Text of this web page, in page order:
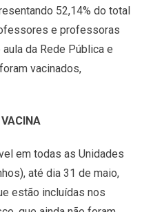
52,14% do total
e professoras
da Rede Pública e
vacinados,
VACINA
em todas as Unidades
até dia 31 de maio,
estão incluídas nos